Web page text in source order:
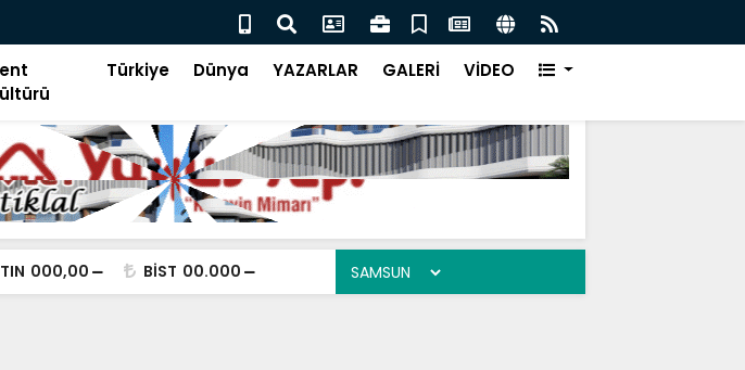
Genç İHH Muhabbet Okulu
Türkiye Dünya YAZARLAR GALERİ VİDEO
000,00 BİST 00.000